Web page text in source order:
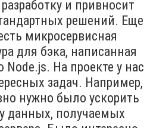
и привносит
решений. Еще
микросервисная
для бэка, написанная
На проекте у нас
задач. Например,
нужно было ускорить
данных, получаемых